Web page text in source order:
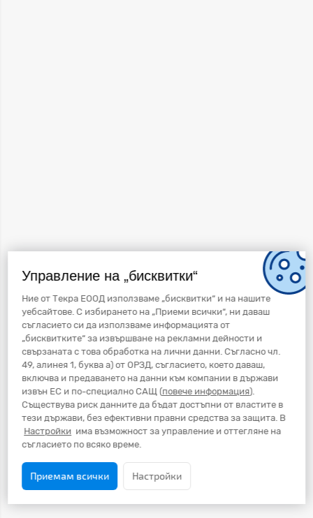
Управление на „бисквитки“
Ние от Текра ЕООД използваме „бисквитки“ и на нашите
уебсайтове. С избирането на „Приеми всички“, ни даваш
съгласието си да използваме информацията от
„бисквитките“ за извършване на рекламни дейности и
свързаната с това обработка на лични данни. Съгласно чл.
49, алинея 1, буква а) от ОРЗД, съгласието, което даваш,
включва и предаването на данни към компании в държави
извън ЕС и по-специално САЩ (повече информация).
Съществува риск данните да бъдат достъпни от властите в
тези държави, без ефективни правни средства за защита. В
Настройки има възможност за управление и оттегляне на
съгласието по всяко време.
Приемам всички Настройки